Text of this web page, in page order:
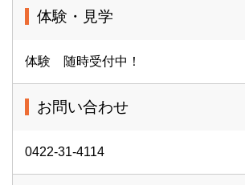
体験・見学
体験 随時受付中！
お問い合わせ
0422-31-4114